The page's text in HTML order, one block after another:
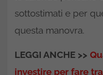
sottostimati e per
questa manovra.
LEGGI ANCHE >>
investire per fare